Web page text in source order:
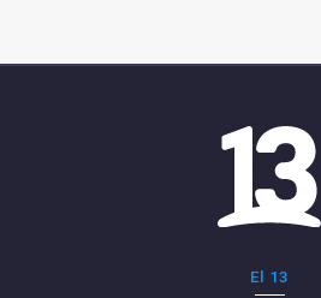
El 13